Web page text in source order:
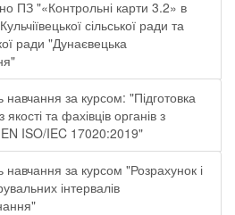
ПЗ "«Контрольні карти 3.2» в
сільської ради та
ради "Дунаєвецька
за курсом: "Підготовка
та фахівців органів з
ISO/IEC 17020:2019"
за курсом "Розрахунок і
інтервалів